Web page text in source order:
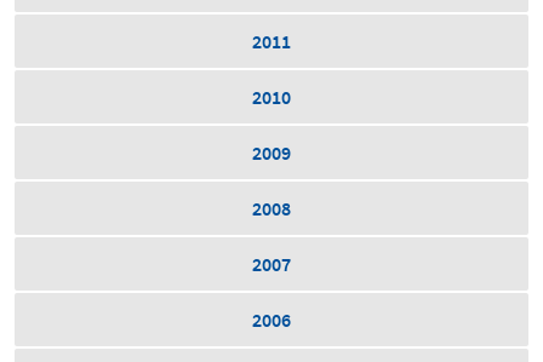
2011
2010
2009
2008
2007
2006